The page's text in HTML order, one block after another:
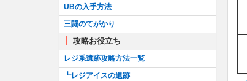
UBの入手方法
三闘のてがかり
攻略お役立ち
レジ系遺跡攻略方法一覧
┗レジアイスの遺跡